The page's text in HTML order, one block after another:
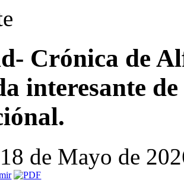
Crónica de
interesante
de Mayo de